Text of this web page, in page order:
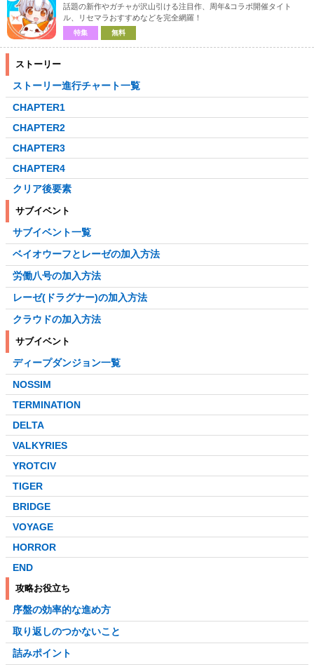
話題の新作やガチャが沢山引ける注目作、周年&コラボ開催タイト
ル、リセマラおすすめなどを完全網羅！
特集 無料
ストーリー
ストーリー進行チャート一覧
CHAPTER1
CHAPTER2
CHAPTER3
CHAPTER4
クリア後要素
サブイベント
サブイベント一覧
ベイオウーフとレーゼの加入方法
労働八号の加入方法
レーゼ(ドラグナー)の加入方法
クラウドの加入方法
サブイベント
ディープダンジョン一覧
NOSSIM
TERMINATION
DELTA
VALKYRIES
YROTCIV
TIGER
BRIDGE
VOYAGE
HORROR
END
攻略お役立ち
序盤の効率的な進め方
取り返しのつかないこと
詰みポイント